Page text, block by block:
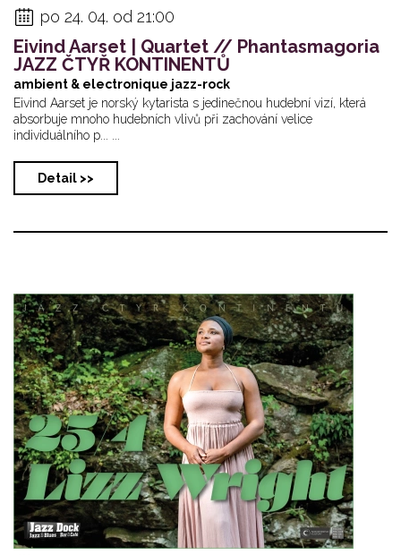
po 24. 04. od 21:00
Eivind Aarset | Quartet // Phantasmagoria
JAZZ ČTYŘ KONTINENTŮ
ambient & electronique jazz-rock
Eivind Aarset je norský kytarista s jedinečnou hudební vizí, která
absorbuje mnoho hudebních vlivů při zachování velice
individuálního p... ...
Detail >>